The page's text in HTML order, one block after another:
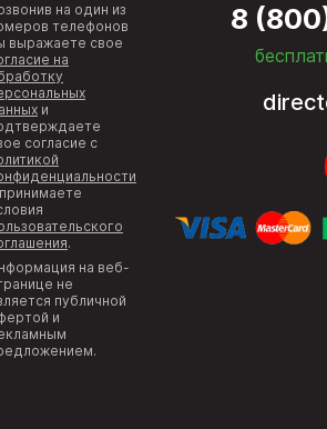
на один из
телефонов
выражаете свое
на
и
согласие с
.
на веб-
не
публичной
и
8